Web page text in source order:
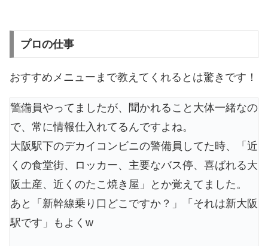
プロの仕事
おすすめメニューまで教えてくれるとは驚きです！
警備員やってましたが、聞かれること大体一緒なの
で、常に情報仕入れてるんですよね。
大阪駅下のデカイコンビニの警備員してた時、「近
くの食堂街、ロッカー、主要なバス停、喜ばれる大
阪土産、近くのたこ焼き屋」とか覚えてました。
あと「新幹線乗り口どこですか？」「それは新大阪
駅です」もよくw